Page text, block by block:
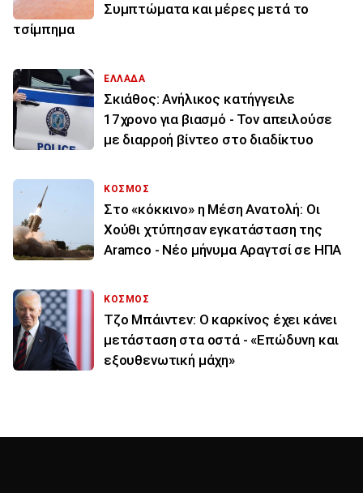
Συμπτώματα και μέρες μετά το
τσίμπημα
ΕΛΛΑΔΑ
Σκιάθος: Ανήλικος κατήγγειλε
17χρονο για βιασμό - Τον απειλούσε
με διαρροή βίντεο στο διαδίκτυο
ΚΟΣΜΟΣ
Στο «κόκκινο» η Μέση Ανατολή: Οι
Χούθι χτύπησαν εγκατάσταση της
Aramco - Νέο μήνυμα Αραγτσί σε ΗΠΑ
ΚΟΣΜΟΣ
Τζο Μπάιντεν: Ο καρκίνος έχει κάνει
μετάσταση στα οστά - «Επώδυνη και
εξουθενωτική μάχη»